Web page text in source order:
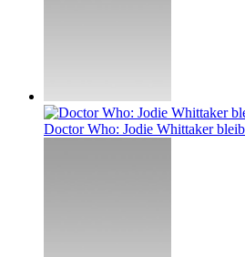
Doctor Who: Jodie Whittaker